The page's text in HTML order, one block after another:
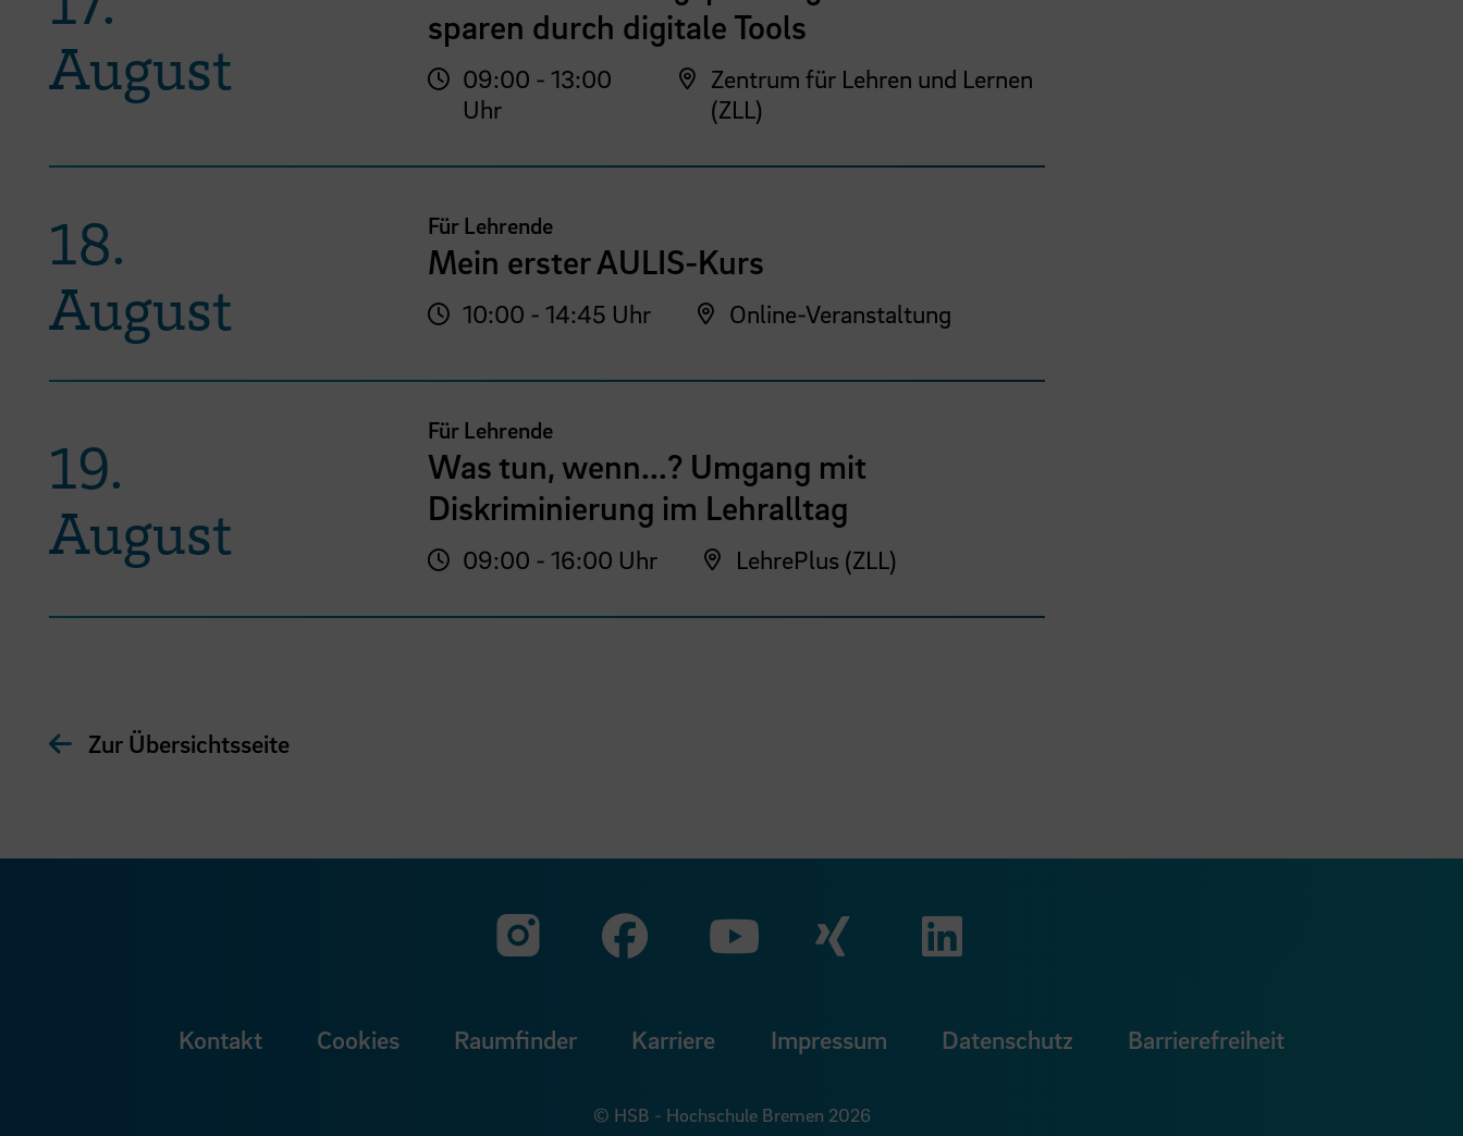
August
sparen durch digitale Tools
09:00 - 13:00
Uhr
Zentrum für Lehren und Lernen
(ZLL)
18.
August
Für Lehrende
Mein erster AULIS-Kurs
10:00 - 14:45 Uhr Online-Veranstaltung
19.
August
Für Lehrende
Was tun, wenn...? Umgang mit
Diskriminierung im Lehralltag
09:00 - 16:00 Uhr LehrePlus (ZLL)
Zur Übersichtsseite
Zu unserer Facebook Seite
Zu unserer Xing Seite
Zu unserer LinkedIn Seite
Kontakt Cookies Raumfinder Karriere Impressum Datenschutz Barrierefreiheit
© HSB - Hochschule Bremen 2026